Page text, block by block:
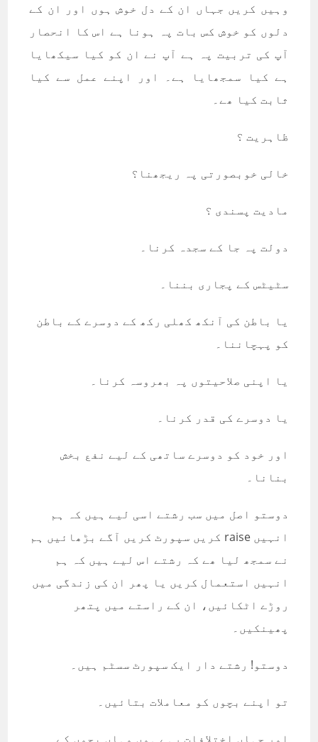
وہیں کریں جہاں ان کے دل خوش ہوں اور ان کے
دلوں کو خوش کس بات پہ ہونا ہے اس کا انحصار
آپ کی تربیت پہ ہے آپ نے ان کو کیا سیکھایا
ہے کیا سمجھایا ہے۔ اور اپنے عمل سے کیا
ثابت کیا ھے۔
ظاہریت ؟
خالی خوبصورتی پہ ریجھنا؟
مادیت پسندی ؟
دولت پہ جا کے سجدہ کرنا۔
سٹیٹس کے پجاری بننا۔
یا باطن کی آنکھ کھلی رکھ کے دوسرے کے باطن
کو پہچاننا۔
یا اپنی صلاحیتوں پہ بھروسہ کرنا۔
یا دوسرے کی قدر کرنا۔
اور خود کو دوسرے ساتھی کے لیے نفع بخش
بنانا۔
دوستو اصل میں سب رشتے اسی لیے ہیں کہ ہم
انہیں raise کریں سپورٹ کریں آگے بڑھائیں ہم
نے سمجھ لیا ھے کہ رشتے اس لیے ہیں کہ ہم
انہیں استعمال کریں یا پھر ان کی زندگی میں
روڑے اٹکائیں، ان کے راستے میں پتھر
پھینکیں۔
دوستو! رشتے دار ایک سپورٹ سسٹم ہیں۔
تو اپنے بچوں کو معاملات بتائیں۔
اور جہاں اختلافات رہے ہوں وہاں بچوں کے